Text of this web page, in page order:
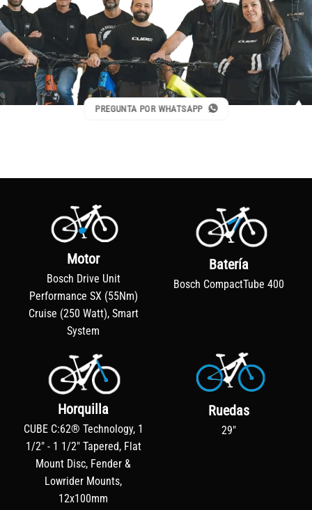
PREGUNTA POR WHATSAPP
Motor
Bosch Drive Unit
Performance SX (55Nm)
Cruise (250 Watt), Smart
System
Batería
Bosch CompactTube 400
Horquilla
CUBE C:62® Technology, 1
1/2" - 1 1/2" Tapered, Flat
Mount Disc, Fender &
Lowrider Mounts,
12x100mm
Ruedas
29"